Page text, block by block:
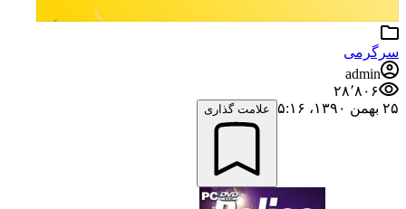
سرگرمی
admin
۲۸٬۸۰۶
۲۵ بهمن ۱۳۹۰،‏ ۵:۱۶
علامت گذاری